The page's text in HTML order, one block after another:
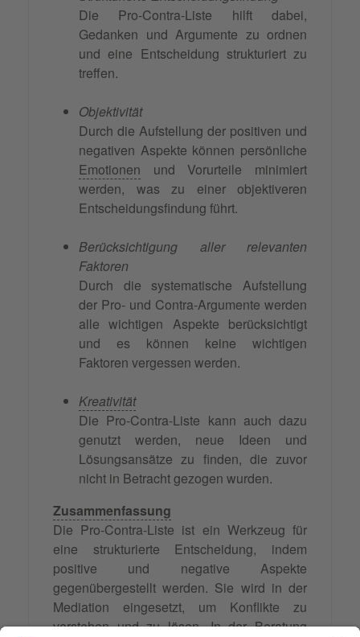
Die Pro-Contra-Liste hilft dabei,
Gedanken und Argumente zu ordnen
und eine Entscheidung strukturiert zu
treffen.
Objektivität
Durch die Aufstellung der positiven und
negativen Aspekte können persönliche
Emotionen und Vorurteile minimiert
werden, was zu einer objektiveren
Entscheidungsfindung führt.
Berücksichtigung aller relevanten
Faktoren
Durch die systematische Aufstellung
der Pro- und Contra-Argumente werden
alle wichtigen Aspekte berücksichtigt
und es können keine wichtigen
Faktoren vergessen werden.
Kreativität
Die Pro-Contra-Liste kann auch dazu
genutzt werden, neue Ideen und
Lösungsansätze zu finden, die zuvor
nicht in Betracht gezogen wurden.
Zusammenfassung
Die Pro-Contra-Liste ist ein Werkzeug für
eine strukturierte Entscheidung, indem
positive und negative Aspekte
gegenübergestellt werden. Sie wird in der
Mediation eingesetzt, um Konflikte zu
verstehen und zu lösen. In der Beratung